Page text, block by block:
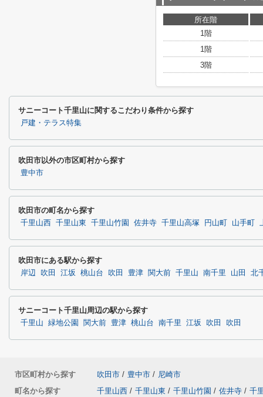
所在階
1階
1階
3階
サニーコート千里山に関するこだわり条件から探す
戸建・テラス特集
吹田市以外の市区町村から探す
豊中市
吹田市の町名から探す
千里山西 千里山東 千里山竹園 佐井寺 千里山高塚 円山町 山手町
吹田市にある駅から探す
岸辺 吹田 江坂 桃山台 吹田 豊津 関大前 千里山 南千里 山田 北
サニーコート千里山周辺の駅から探す
千里山 緑地公園 関大前 豊津 桃山台 南千里 江坂 吹田 吹田
市区町村から探す 吹田市 / 豊中市 / 尼崎市
町名から探す
千里山西 / 千里山東 / 千里山竹園 / 佐井寺 / 千